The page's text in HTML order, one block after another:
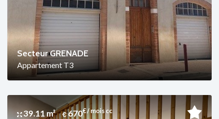
Secteur GRENADE
Appartement T3
39.11 m² 670€ / mois cc